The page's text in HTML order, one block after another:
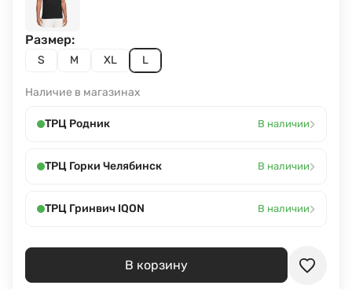
S M XL L
Размер:
Наличие в магазинах
ТРЦ Родник В наличии›
ТРЦ Горки Челябинск В наличии›
ТРЦ Гринвич IQON В наличии›
В корзину